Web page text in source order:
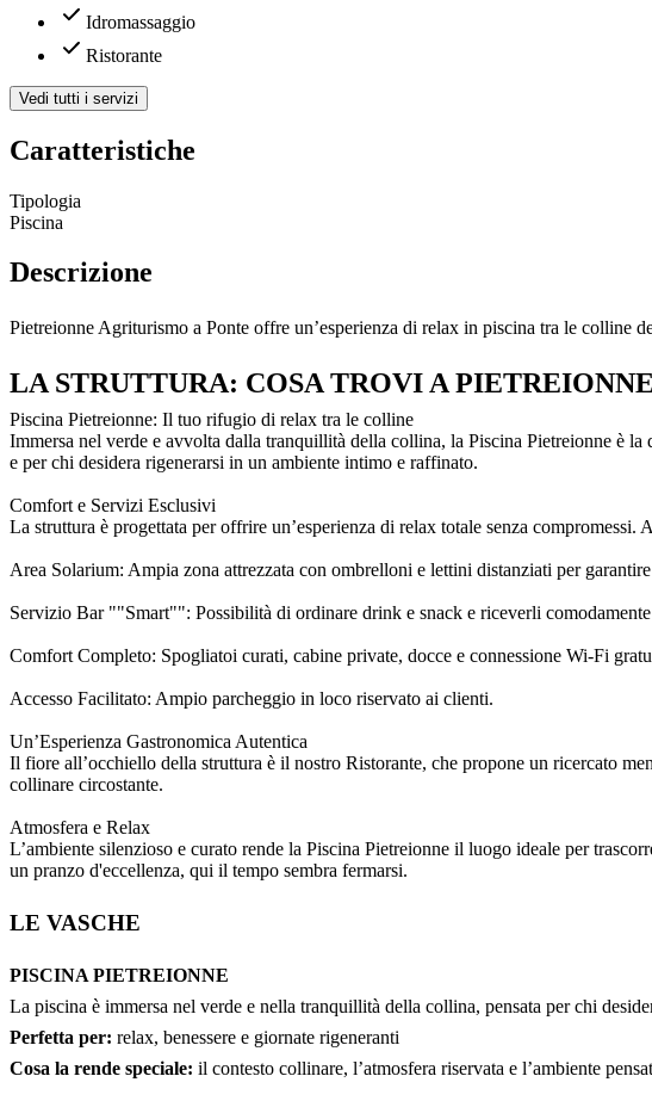
Idromassaggio
Ristorante
Vedi tutti i servizi
Caratteristiche
Tipologia
Piscina
Descrizione
Pietreionne Agriturismo a Ponte offre un’esperienza di relax in piscina tra le colline
LA STRUTTURA: COSA TROVI A
Piscina Pietreionne: Il tuo rifugio di relax tra le colline
Immersa nel verde e avvolta dalla tranquillità della collina, la Piscina Pietreionne è
e per chi desidera rigenerarsi in un ambiente intimo e raffinato.
Comfort e Servizi Esclusivi
La struttura è progettata per offrire un’esperienza di relax totale senza compromessi.
Area Solarium: Ampia zona attrezzata con ombrelloni e lettini distanziati per
Servizio Bar ""Smart"": Possibilità di ordinare drink e snack e riceverli
Comfort Completo: Spogliatoi curati, cabine private, docce e connessione Wi-Fi
Accesso Facilitato: Ampio parcheggio in loco riservato ai clienti.
Un’Esperienza Gastronomica Autentica
Il fiore all’occhiello della struttura è il nostro Ristorante, che propone un ricercato
collinare circostante.
Atmosfera e Relax
L’ambiente silenzioso e curato rende la Piscina Pietreionne il luogo ideale per
un pranzo d'eccellenza, qui il tempo sembra fermarsi.
LE VASCHE
PISCINA PIETREIONNE
La piscina è immersa nel verde e nella tranquillità della collina, pensata per chi
Perfetta per: relax, benessere e giornate rigeneranti
Cosa la rende speciale: il contesto collinare, l’atmosfera riservata e l’ambiente